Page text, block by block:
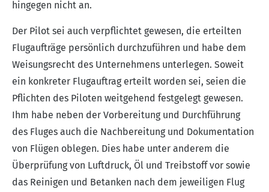
hingegen nicht an.
Der Pilot sei auch verpflichtet gewesen, die erteilten
Flugaufträge persönlich durchzuführen und habe dem
Weisungsrecht des Unternehmens unterlegen. Soweit
ein konkreter Flugauftrag erteilt worden sei, seien die
Pflichten des Piloten weitgehend festgelegt gewesen.
Ihm habe neben der Vorbereitung und Durchführung
des Fluges auch die Nachbereitung und Dokumentation
von Flügen oblegen. Dies habe unter anderem die
Überprüfung von Luftdruck, Öl und Treibstoff vor sowie
das Reinigen und Betanken nach dem jeweiligen Flug